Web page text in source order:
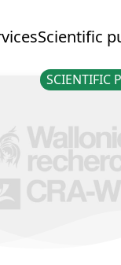
Scientific
SCIENTIFIC